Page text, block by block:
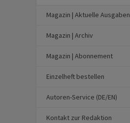
Magazin | Aktuelle Ausgaben
Magazin | Archiv
Magazin | Abonnement
Einzelheft bestellen
Autoren-Service (DE/EN)
Kontakt zur Redaktion